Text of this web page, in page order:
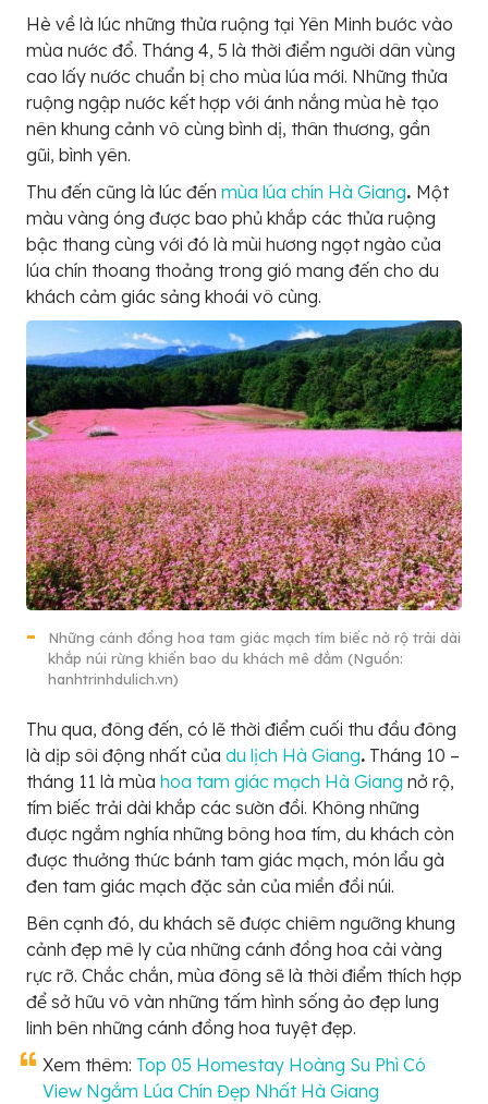
Hè về là lúc những thửa ruộng tại Yên Minh bước vào
mùa nước đổ. Tháng 4, 5 là thời điểm người dân vùng
cao lấy nước chuẩn bị cho mùa lúa mới. Những thửa
ruộng ngập nước kết hợp với ánh nắng mùa hè tạo
nên khung cảnh vô cùng bình dị, thân thương, gần
gũi, bình yên.
Thu đến cũng là lúc đến mùa lúa chín Hà Giang. Một
màu vàng óng được bao phủ khắp các thửa ruộng
bậc thang cùng với đó là mùi hương ngọt ngào của
lúa chín thoang thoảng trong gió mang đến cho du
khách cảm giác sảng khoái vô cùng.
Những cánh đồng hoa tam giác mạch tím biếc nở rộ trải dài
khắp núi rừng khiến bao du khách mê đắm (Nguồn:
hanhtrinhdulich.vn)
Thu qua, đông đến, có lẽ thời điểm cuối thu đầu đông
là dịp sôi động nhất của du lịch Hà Giang. Tháng 10 –
tháng 11 là mùa hoa tam giác mạch Hà Giang nở rộ,
tím biếc trải dài khắp các sườn đồi. Không những
được ngắm nghía những bông hoa tím, du khách còn
được thưởng thức bánh tam giác mạch, món lẩu gà
đen tam giác mạch đặc sản của miền đồi núi.
Bên cạnh đó, du khách sẽ được chiêm ngưỡng khung
cảnh đẹp mê ly của những cánh đồng hoa cải vàng
rực rỡ. Chắc chắn, mùa đông sẽ là thời điểm thích hợp
để sở hữu vô vàn những tấm hình sống ảo đẹp lung
linh bên những cánh đồng hoa tuyệt đẹp.
Xem thêm: Top 05 Homestay Hoàng Su Phì Có
View Ngắm Lúa Chín Đẹp Nhất Hà Giang